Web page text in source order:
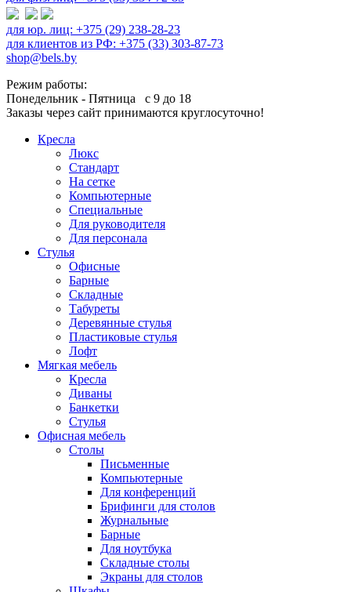
для юр. лиц: +375 (29) 238-28-23
для клиентов из РФ: +375 (33) 303-87-73
shop@bels.by
Режим работы:
Понедельник - Пятница с 9 до 18
Заказы через сайт принимаются круглосуточно!
Кресла
Люкс
Стандарт
На сетке
Компьютерные
Специальные
Для руководителя
Для персонала
Стулья
Офисные
Барные
Складные
Табуреты
Деревянные стулья
Пластиковые стулья
Лофт
Мягкая мебель
Кресла
Диваны
Банкетки
Стулья
Офисная мебель
Столы
Письменные
Компьютерные
Для конференций
Брифинги для столов
Журнальные
Барные
Для ноутбука
Складные столы
Экраны для столов